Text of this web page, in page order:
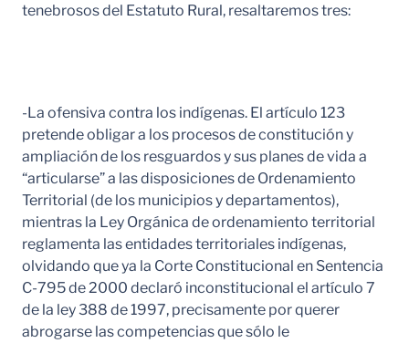
tenebrosos del Estatuto Rural, resaltaremos tres:
-La ofensiva contra los indígenas. El artículo 123
pretende obligar a los procesos de constitución y
ampliación de los resguardos y sus planes de vida a
“articularse” a las disposiciones de Ordenamiento
Territorial (de los municipios y departamentos),
mientras la Ley Orgánica de ordenamiento territorial
reglamenta las entidades territoriales indígenas,
olvidando que ya la Corte Constitucional en Sentencia
C-795 de 2000 declaró inconstitucional el artículo 7
de la ley 388 de 1997, precisamente por querer
abrogarse las competencias que sólo le